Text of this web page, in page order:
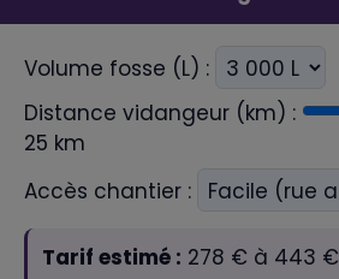
Volume fosse (L) :
Distance vidangeur (km) :
25 km
Accès chantier :
Tarif estimé : 278 € à 443 €